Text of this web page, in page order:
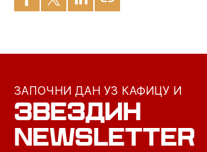
ЗАПОЧНИ ДАН УЗ КАФИЦУ И
ЗВЕЗДИН
NEWSLETTER